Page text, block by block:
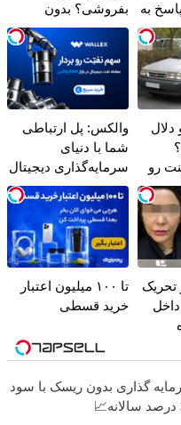
به
بفروشی؟ بدون
کمیسیون
دلال
رو
والکس: پل ارتباطی
شما با دنیای
سرمایه‌گذاری دیجیتال
تا ۱۰۰ میلیون اعتبار
خرید قسطی
گذاری بدون ریسک با سود